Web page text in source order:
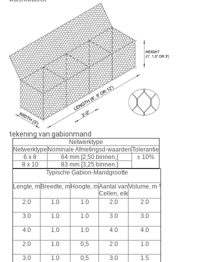
tekening van gabionmand
Netwerktype
Netwerktype Nominale Afmetingsd-waardenTolerantie
6 x 8
64 mm [2,50 binnen.]
± 10%
8 x 10
83 mm [3,25 binnen.]
Typische Gabion-Mandgrootte
Lengte, mBreedte, mHoogte, mAantal van
Cellen, elk
Volume, m ³
2.0 1.0 1.0 2.0
2.0
3.0
1.0 1.0 3.0
3.0
4.0
1.0 1.0 4.0
4.0
2.0
1.0 0,5 2.0
1.0
3.0
1.0 0,5 3.0
1.5